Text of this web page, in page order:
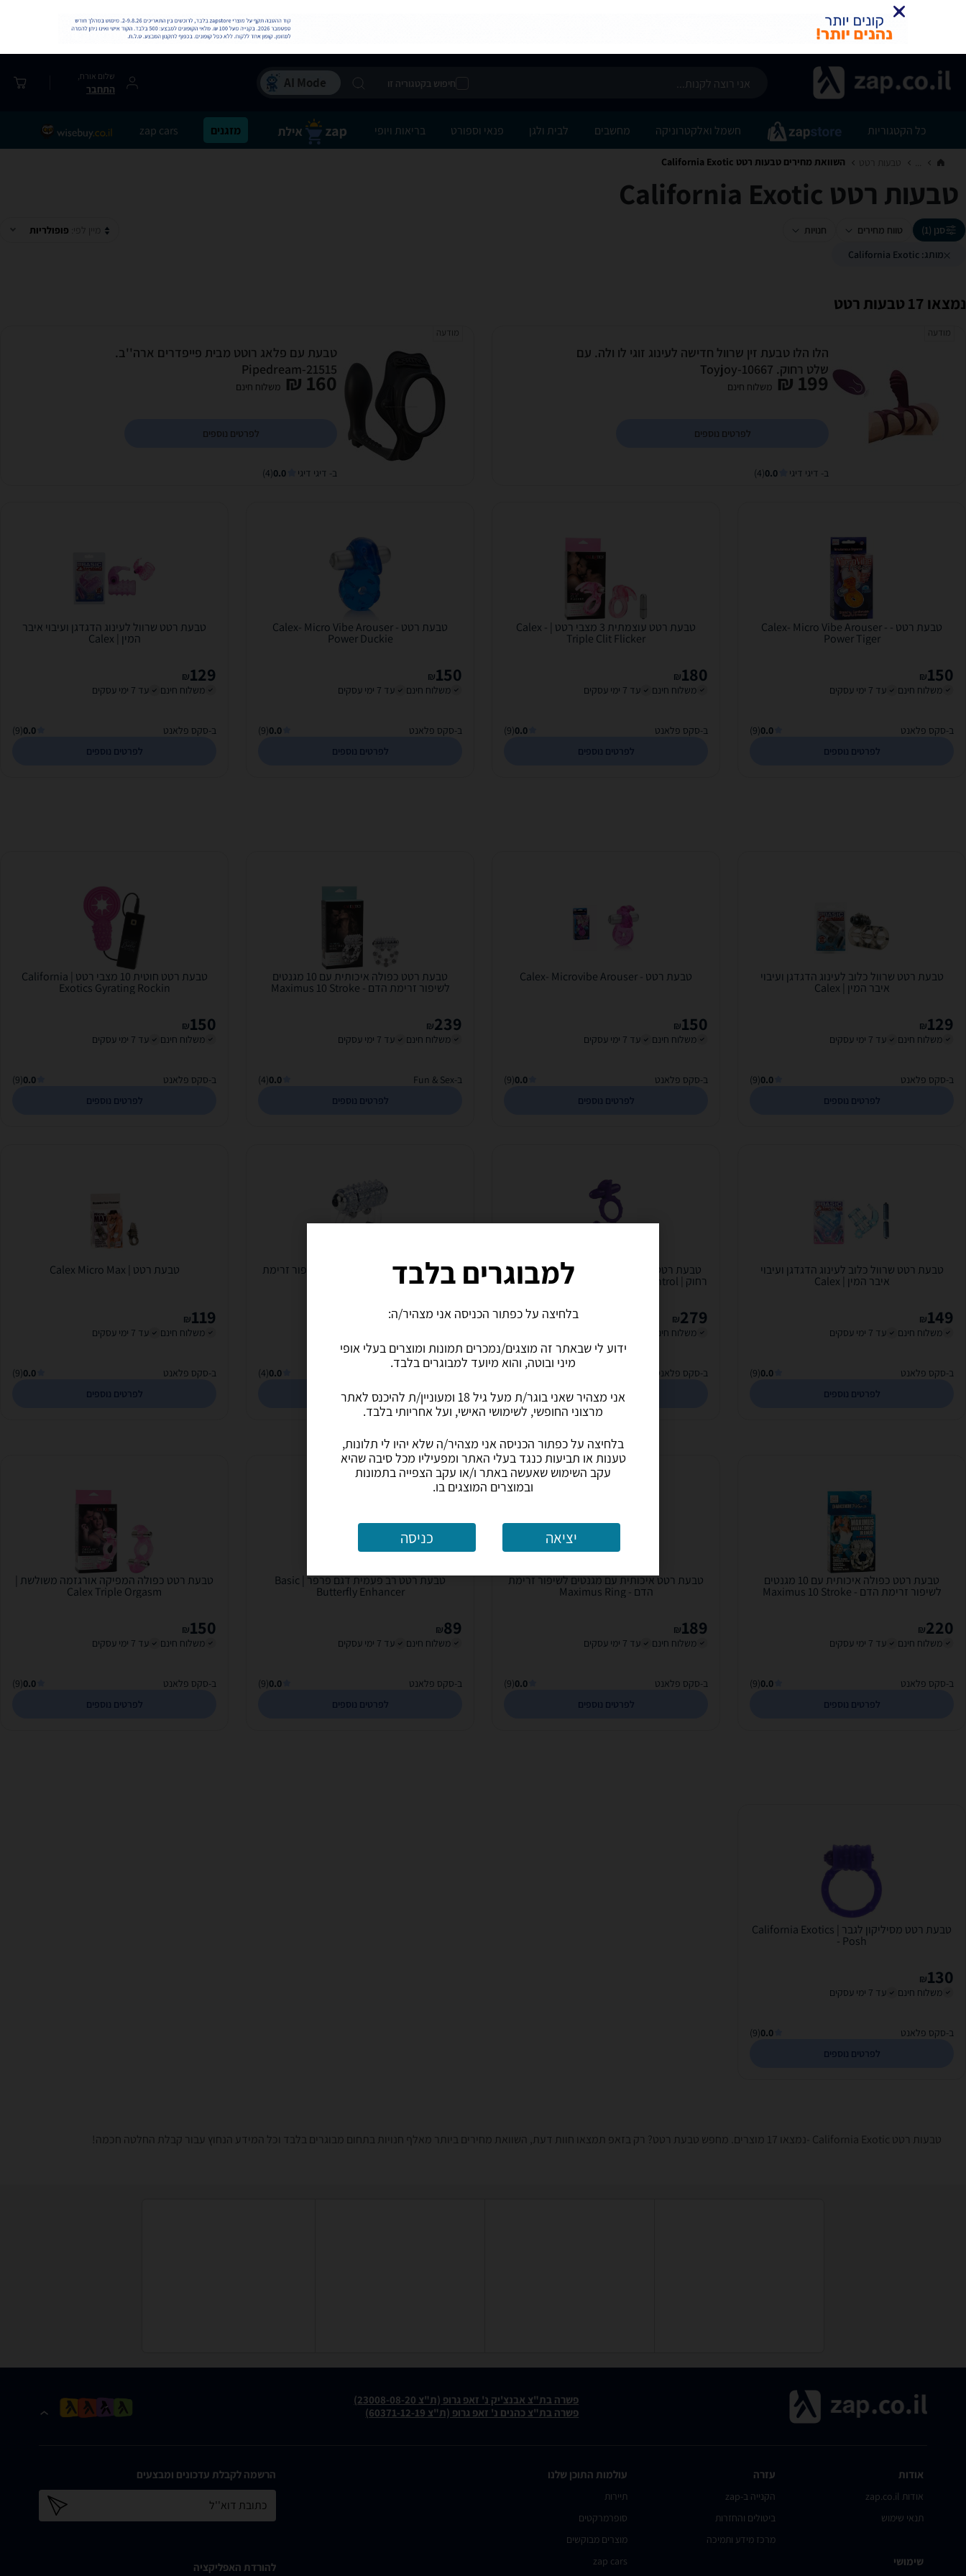
חיפוש בקטגוריה זו
שלום אורח,
התחבר
כל הקטגוריות חשמל ואלקטרוניקה מחשבים לבית ולגן פנאי וספורט בריאות ויופי מזגנים zap cars
טבעות רטט‏ השוואת מחירים טבעות רטט ‏California Exotic
טבעות רטט ‏California Exotic
סנן (1) טווח מחירים
חנויות
מותג: California Exotic
מיין לפי: פופולריות
נמצאו 17 טבעות רטט
מודעה
הלו הלו טבעת זין שרוול חדישה לעינוג זוגי לו ולה. עם
שלט רחוק. Toyjoy-10667
199 ₪ משלוח חינם
לפרטים נוספים
ב- דיגי דיגי 0.0
(4)
מודעה
טבעת עם פלאג רוטט מבית פייפדרים ארה''ב.
Pipedream-21515
160 ₪ משלוח חינם
לפרטים נוספים
ב- דיגי דיגי 0.0
(4)
טבעת רטט - Calex- Micro Vibe Arouser -
Power Tiger
150
₪
משלוח חינם
עד 7 ימי עסקים
ב-סקס פלאנט 0.0
(9)
לפרטים נוספים
טבעת רטט עוצמתית 3 מצבי רטט | Calex -
Triple Clit Flicker
180
₪
משלוח חינם
עד 7 ימי עסקים
ב-סקס פלאנט 0.0
(9)
לפרטים נוספים
טבעת רטט - Calex- Micro Vibe Arouser
Power Duckie
150
₪
משלוח חינם
עד 7 ימי עסקים
ב-סקס פלאנט 0.0
(9)
לפרטים נוספים
טבעת רטט שרוול לעינוג הדגדגן ועיבוי איבר
המין | Calex
129
₪
משלוח חינם
עד 7 ימי עסקים
ב-סקס פלאנט 0.0
(9)
לפרטים נוספים
טבעת רטט שרוול כלוב לעינוג הדגדגן ועיבוי
איבר המין | Calex
129
₪
משלוח חינם
עד 7 ימי עסקים
ב-סקס פלאנט 0.0
(9)
לפרטים נוספים
טבעת רטט - Calex- Microvibe Arouser
150
₪
משלוח חינם
עד 7 ימי עסקים
ב-סקס פלאנט 0.0
(9)
לפרטים נוספים
טבעת רטט כפולה איכותית עם 10 מגנטים
לשיפור זרימת הדם - Maximus 10 Stroke
239
₪
משלוח חינם
עד 7 ימי עסקים
ב-Fun & Sex 0.0
(4)
לפרטים נוספים
טבעת רטט חוטית 10 מצבי רטט | California
Exotics Gyrating Rockin
150
₪
משלוח חינם
עד 7 ימי עסקים
ב-סקס פלאנט 0.0
(9)
לפרטים נוספים
טבעת רטט שרוול כלוב לעינוג הדגדגן ועיבוי
איבר המין | Calex
149
₪
משלוח חינם
עד 7 ימי עסקים
ב-סקס פלאנט 0.0
(9)
לפרטים נוספים
טבעת רטט מסיליקון הנשלטת באמצעות שלט
רחוק | Calex - Entice Emma Remote Control
279
₪
משלוח חינם
ב-סקס פלאנט 0.0
לפרטים נוספים
טבעת רטט איכותית עם מגנטים לשיפור זרימת
הדם - Maximus Ring
208
₪
0.0
(4)
לפרטים נוספים
טבעת רטט | Calex Micro Max
119
₪
משלוח חינם
עד 7 ימי עסקים
ב-סקס פלאנט 0.0
(9)
לפרטים נוספים
טבעת רטט כפולה איכותית עם 10 מגנטים
לשיפור זרימת הדם - Maximus 10 Stroke
220
₪
משלוח חינם
עד 7 ימי עסקים
ב-סקס פלאנט 0.0
(9)
לפרטים נוספים
טבעת רטט איכותית עם מגנטים לשיפור זרימת
הדם - Maximus Ring
189
₪
משלוח חינם
עד 7 ימי עסקים
ב-סקס פלאנט 0.0
(9)
לפרטים נוספים
טבעת רטט רב פעמית דגם פרפר | Basic
Butterfly Enhancer
89
₪
משלוח חינם
עד 7 ימי עסקים
ב-סקס פלאנט 0.0
(9)
לפרטים נוספים
טבעת רטט כפולה המפיקה אורגזמה משולשת |
Calex Triple Orgasm
150
₪
משלוח חינם
עד 7 ימי עסקים
ב-סקס פלאנט 0.0
(9)
לפרטים נוספים
טבעת רטט מסיליקון לגבר | California Exotics
- Posh
130
₪
משלוח חינם
עד 7 ימי עסקים
ב-סקס פלאנט 0.0
(9)
לפרטים נוספים
טבעות רטט ‏California Exotic -נמצאו 17 מוצרים. מחפש טבעת רטט? רק בזאפ תמצאו חוות דעת, השוואת מחירים ביותר מאלף חנויות בתחום מבוגרים בלבד וכל המידע הנחוץ עבור קבלת החלטה חכמה!
פשרה בת"צ אבנצ'יק נ' זאפ גרופ (ת"צ 23008-08-20)
פשרה בת"צ כהנים נ' זאפ גרופ (ת"צ 60371-12-19)
אודות
אודות zap.co.il
תנאי שימוש
שימושי
עזרה
הקנייה ב-zap
ביטולים והחזרות
מרכז מידע ותמיכה
עולמות התוכן שלנו
תיירות
סופרמרקטים
מוצרים מבוקשים
zap cars
הרשמה לקבלת עדכונים ומבצעים
כתובת דוא''ל
להורדת האפליקציה
למבוגרים בלבד
בלחיצה על כפתור הכניסה אני מצהיר/ה:
ידוע לי שבאתר זה מוצגים/נמכרים תמונות ומוצרים בעלי אופי
מיני ובוטה, והוא מיועד למבוגרים בלבד.
אני מצהיר שאני בוגר/ת מעל גיל 18 ומעוניין/ת להיכנס לאתר
מרצוני החופשי, לשימושי האישי, ועל אחריותי בלבד.
בלחיצה על כפתור הכניסה אני מצהיר/ה שלא יהיו לי תלונות,
טענות או תביעות כנגד בעלי האתר ומפעיליו מכל סיבה שהיא
עקב השימוש שאעשה באתר ו/או עקב הצפייה בתמונות
ובמוצרים המוצגים בו.
יציאה כניסה